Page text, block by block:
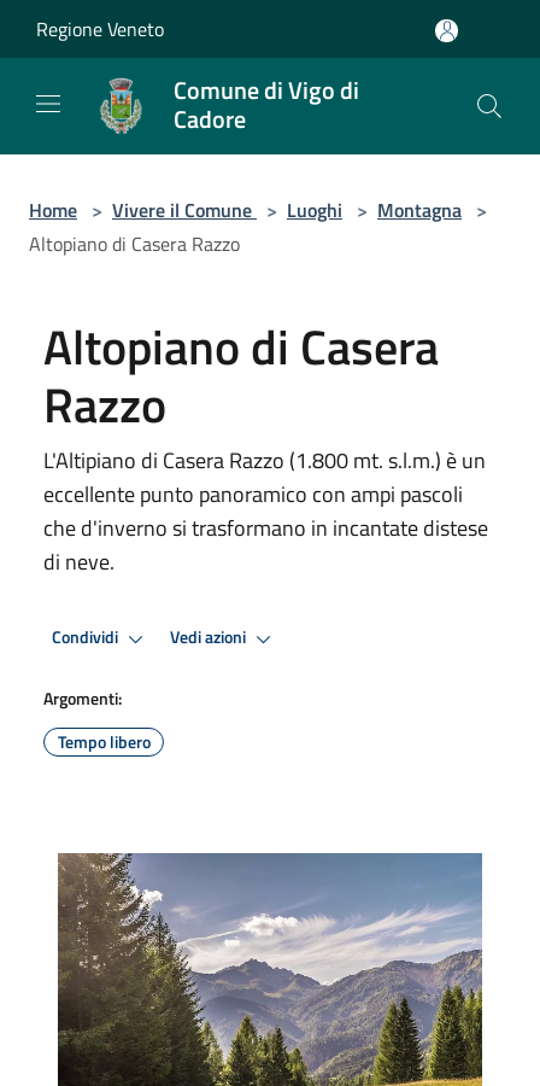
Regione Veneto
Comune di Vigo di
Cadore
Home > Vivere il Comune > Luoghi > Montagna >
Altopiano di Casera Razzo
Altopiano di Casera
Razzo
L'Altipiano di Casera Razzo (1.800 mt. s.l.m.) è un
eccellente punto panoramico con ampi pascoli
che d'inverno si trasformano in incantate distese
di neve.
Condividi Vedi azioni
Argomenti:
Tempo libero